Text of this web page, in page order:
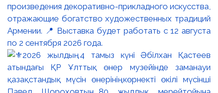
произведения декоративно-прикладного искусства,
отражающие богатство художественных традиций
Армении. 📍 Выставка будет работать с 12 августа
по 2 сентября 2026 года.